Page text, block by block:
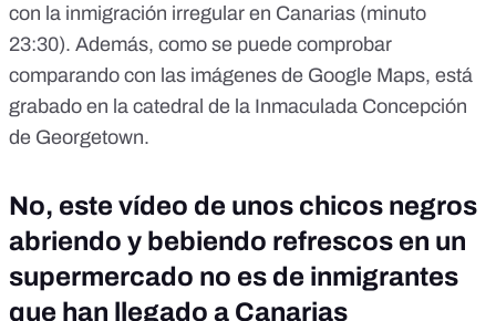
con la inmigración irregular en Canarias (minuto
23:30). Además, como se puede comprobar
comparando con las imágenes de Google Maps, está
grabado en la catedral de la Inmaculada Concepción
de Georgetown.
No, este vídeo de unos chicos negros
abriendo y bebiendo refrescos en un
supermercado no es de inmigrantes
que han llegado a Canarias